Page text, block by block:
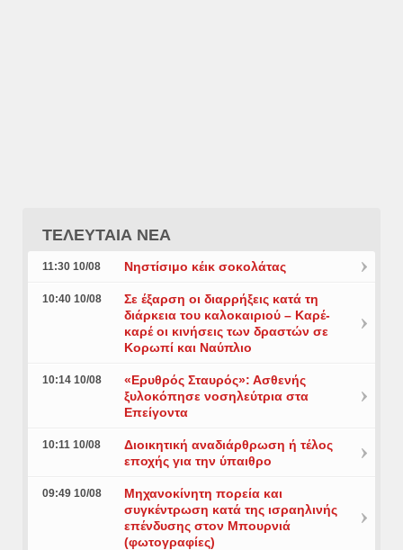
ΤΕΛΕΥΤΑΙΑ ΝΕΑ
11:30 10/08 Νηστίσιμο κέικ σοκολάτας
10:40 10/08
Σε έξαρση οι διαρρήξεις κατά τη
διάρκεια του καλοκαιριού – Καρέ-
καρέ οι κινήσεις των δραστών σε
Κορωπί και Ναύπλιο
10:14 10/08
«Ερυθρός Σταυρός»: Ασθενής
ξυλοκόπησε νοσηλεύτρια στα
Επείγοντα
10:11 10/08
Διοικητική αναδιάρθρωση ή τέλος
εποχής για την ύπαιθρο
09:49 10/08
Μηχανοκίνητη πορεία και
συγκέντρωση κατά της ισραηλινής
επένδυσης στον Μπουρνιά
(φωτογραφίες)